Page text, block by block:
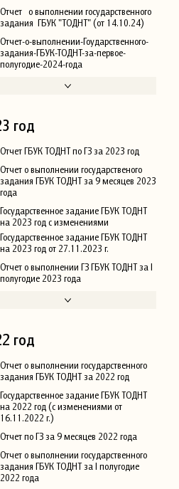
Отчет о выполнении государственного
задания ГБУК "ТОДНТ" (от 14.10.24)
Отчет-о-выполнении-Гоударственного-
задания-ГБУК-ТОДНТ-за-первое-
полугодие-2024-года
год
Отчет ГБУК ТОДНТ по ГЗ за 2023 год
Отчет о выполнении государственого
задания ГБУК ТОДНТ за 9 месяцев 2023
года
Государственное задание ГБУК ТОДНТ
на 2023 год с изменениями
Государственное задание ГБУК ТОДНТ
на 2023 год от 27.11.2023 г.
Отчет о выполнении ГЗ ГБУК ТОДНТ за I
полугодие 2023 года
год
Отчет о выполнении государственного
задания ГБУК ТОДНТ за 2022 год
Государственное задание ГБУК ТОДНТ
на 2022 год (с изменениями от
16.11.2022 г.)
Отчет по ГЗ за 9 месяцев 2022 года
Отчет о выполнении государственного
задания ГБУК ТОДНТ за I полугодие
2022 года